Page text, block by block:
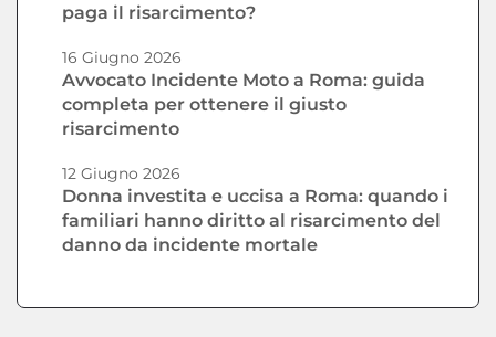
paga il risarcimento?
Avvocato Incidente Moto a Roma: guida
completa per ottenere il giusto
risarcimento
16 Giugno 2026
Donna investita e uccisa a Roma: quando i
familiari hanno diritto al risarcimento del
danno da incidente mortale
12 Giugno 2026